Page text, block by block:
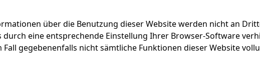
über die Benutzung dieser Website werden nicht an
eine entsprechende Einstellung Ihrer Browser-Software
Fall gegebenenfalls nicht sämtliche Funktionen dieser Website